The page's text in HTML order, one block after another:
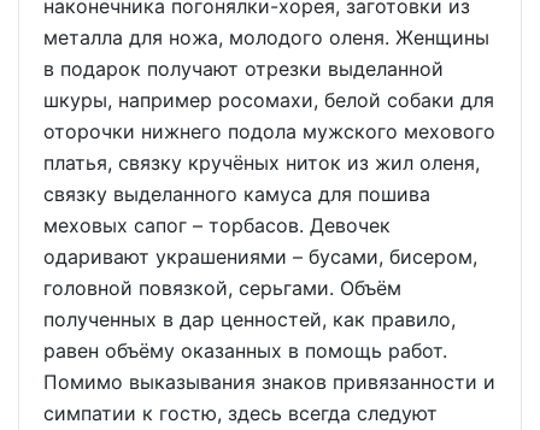
наконечника погонялки-хорея, заготовки из
металла для ножа, молодого оленя. Женщины
в подарок получают отрезки выделанной
шкуры, например росомахи, белой собаки для
оторочки нижнего подола мужского мехового
платья, связку кручёных ниток из жил оленя,
связку выделанного камуса для пошива
меховых сапог – торбасов. Девочек
одаривают украшениями – бусами, бисером,
головной повязкой, серьгами. Объём
полученных в дар ценностей, как правило,
равен объёму оказанных в помощь работ.
Помимо выказывания знаков привязанности и
симпатии к гостю, здесь всегда следуют